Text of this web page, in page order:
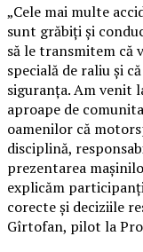
„Cele mai multe
sunt grăbiți și
să le transmitem că
specială de raliu și
siguranța. Am venit
aproape de
oamenilor că
disciplină,
prezentarea
explicăm
corecte și deciziile
Gîrtofan, pilot la